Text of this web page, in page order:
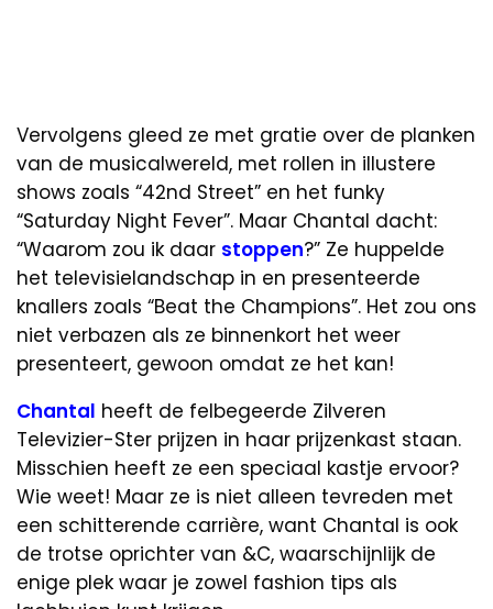
Vervolgens gleed ze met gratie over de planken
van de musicalwereld, met rollen in illustere
shows zoals “42nd Street” en het funky
“Saturday Night Fever”. Maar Chantal dacht:
“Waarom zou ik daar stoppen?” Ze huppelde
het televisielandschap in en presenteerde
knallers zoals “Beat the Champions”. Het zou ons
niet verbazen als ze binnenkort het weer
presenteert, gewoon omdat ze het kan!
Chantal heeft de felbegeerde Zilveren
Televizier-Ster prijzen in haar prijzenkast staan.
Misschien heeft ze een speciaal kastje ervoor?
Wie weet! Maar ze is niet alleen tevreden met
een schitterende carrière, want Chantal is ook
de trotse oprichter van &C, waarschijnlijk de
enige plek waar je zowel fashion tips als